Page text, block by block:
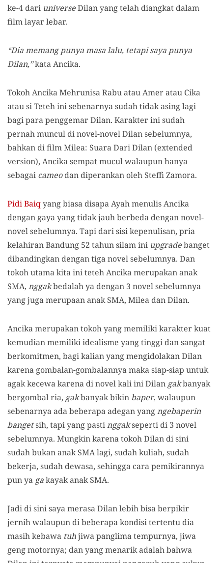
ke-4 dari universeDilan yang telah diangkat dalam
film layar lebar.
“Dia memang punya masa lalu, tetapi saya punya
Dilan,”kata Ancika.
Tokoh Ancika Mehrunisa Rabu atau Amer atau Cika
atau si Teteh ini sebenarnya sudah tidak asing lagi
bagi para penggemar Dilan. Karakter ini sudah
pernah muncul di novel-novel Dilan sebelumnya,
bahkan di film Milea: Suara Dari Dilan (extended
version), Ancika sempat mucul walaupun hanya
sebagai cameodan diperankan oleh Steffi Zamora.
Pidi Baiqyang biasa disapa Ayah menulis Ancika
dengan gaya yang tidak jauh berbeda dengan novel-
novel sebelumnya. Tapi dari sisi kepenulisan, pria
kelahiran Bandung 52 tahun silam ini upgradebanget
dibandingkan dengan tiga novel sebelumnya. Dan
tokoh utama kita ini teteh Ancika merupakan anak
SMA, nggakbedalah ya dengan 3 novel sebelumnya
yang juga merupaan anak SMA, Milea dan Dilan.
Ancika merupakan tokoh yang memiliki karakter kuat
kemudian memiliki idealisme yang tinggi dan sangat
berkomitmen, bagi kalian yang mengidolakan Dilan
karena gombalan-gombalannya maka siap-siap untuk
agak kecewa karena di novel kali ini Dilan gakbanyak
bergombal ria, gakbanyak bikinbaper, walaupun
sebenarnya ada beberapa adegan yangngebaperin
bangetsih, tapi yang pastinggakseperti di 3 novel
sebelumnya. Mungkin karena tokoh Dilan di sini
sudah bukan anak SMA lagi, sudah kuliah, sudah
bekerja, sudah dewasa, sehingga cara pemikirannya
pun ya gakayak anak SMA.
Jadi di sini saya merasa Dilan lebih bisa berpikir
jernih walaupun di beberapa kondisi tertentu dia
masih kebawa tuhjiwa panglima tempurnya, jiwa
geng motornya; dan yang menarik adalah bahwa